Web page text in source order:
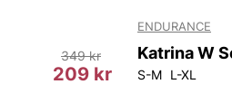
209 kr
349 kr
ENDURANCE
S-M L-XL